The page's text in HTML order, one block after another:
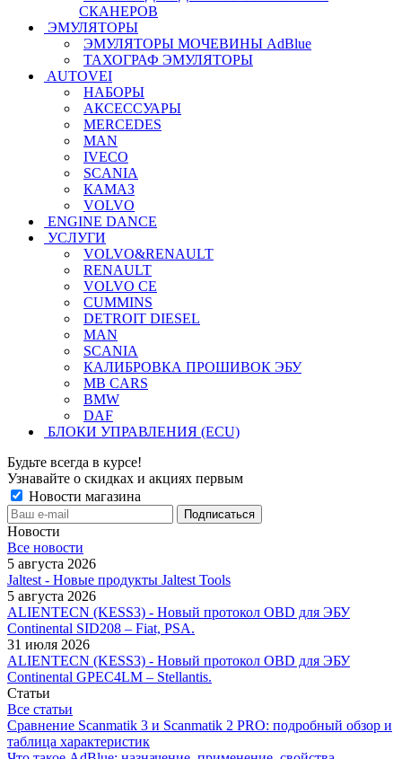
СКАНЕРОВ
ЭМУЛЯТОРЫ
ЭМУЛЯТОРЫ МОЧЕВИНЫ АdBlue
ТАХОГРАФ ЭМУЛЯТОРЫ
AUTOVEI
НАБОРЫ
АКСЕССУАРЫ
MERCEDES
MAN
IVECO
SCANIA
КАМАЗ
VOLVO
ENGINE DANCE
УСЛУГИ
VOLVO&RENAULT
RENAULT
VOLVO CE
CUMMINS
DETROIT DIESEL
MAN
SCANIA
КАЛИБРОВКА ПРОШИВОК ЭБУ
MB CARS
BMW
DAF
БЛОКИ УПРАВЛЕНИЯ (ECU)
Будьте всегда в курсе!
Узнавайте о скидках и акциях первым
Новости магазина
Новости
Все новости
5 августа 2026
Jaltest - Новые продукты Jaltest Tools
5 августа 2026
ALIENTECN (KESS3) - Новый протокол OBD для ЭБУ
Continental SID208 – Fiat, PSA.
31 июля 2026
ALIENTECN (KESS3) - Новый протокол OBD для ЭБУ
Continental GPEC4LM – Stellantis.
Статьи
Все статьи
Сравнение Scanmatik 3 и Scanmatik 2 PRO: подробный обзор и
таблица характеристик